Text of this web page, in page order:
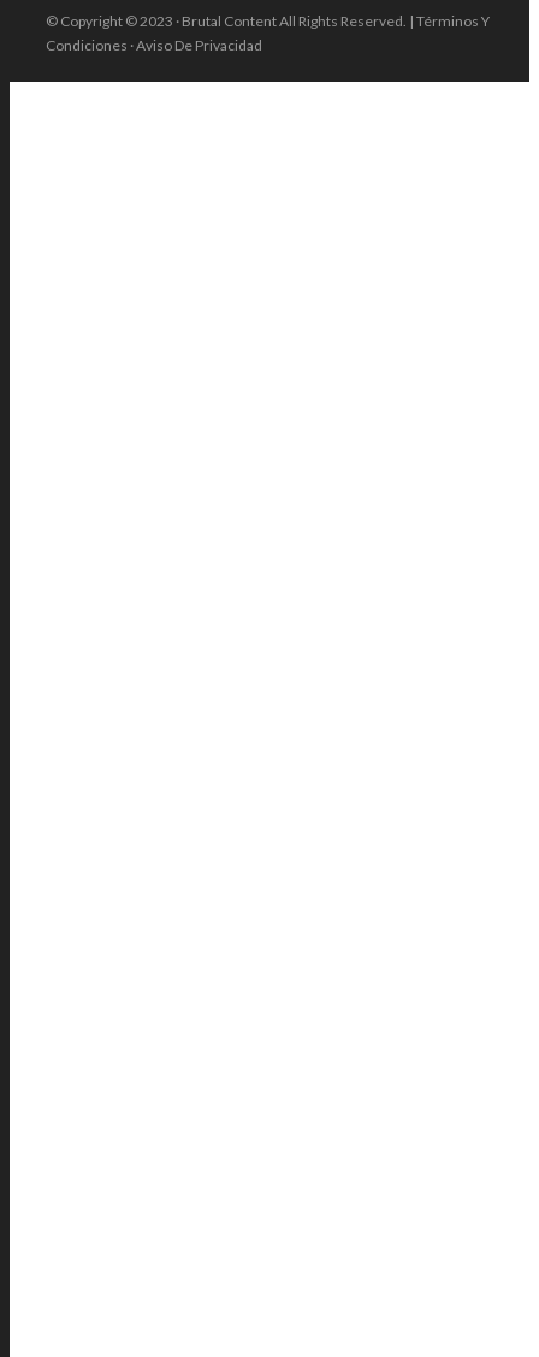
© Copyright © 2023 · Brutal Content All Rights Reserved. | Términos Y
Condiciones · Aviso De Privacidad